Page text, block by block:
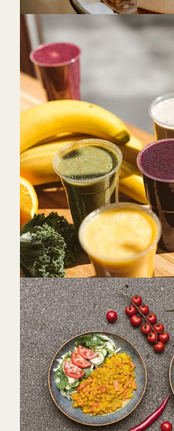
Coco’s Cafe
M. Daukšos g. 27, Kaunas
Gaivi gaiva
S. Daukanto g. 17-1c,